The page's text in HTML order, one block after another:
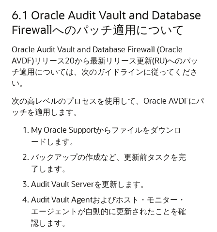
6.1 Oracle Audit Vault and Database
Firewallへのパッチ適用について
Oracle Audit Vault and Database Firewall (Oracle
AVDF)リリース20から最新リリース更新(RU)へのパッ
チ適用については、次のガイドラインに従ってくださ
い。
次の高レベルのプロセスを使用して、Oracle AVDFにパ
ッチを適用します。
My Oracle Supportからファイルをダウンロ
ードします。
バックアップの作成など、更新前タスクを完
了します。
Audit Vault Serverを更新します。
Audit Vault Agentおよびホスト・モニター・
エージェントが自動的に更新されたことを確
認します。